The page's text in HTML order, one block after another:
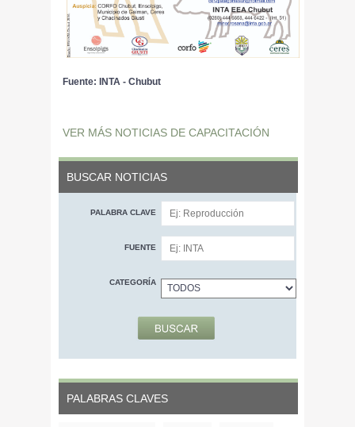
Fuente: INTA - Chubut
VER MÁS NOTICIAS DE CAPACITACIÓN
BUSCAR NOTICIAS
PALABRA CLAVE
FUENTE
CATEGORÍA
PALABRAS CLAVES